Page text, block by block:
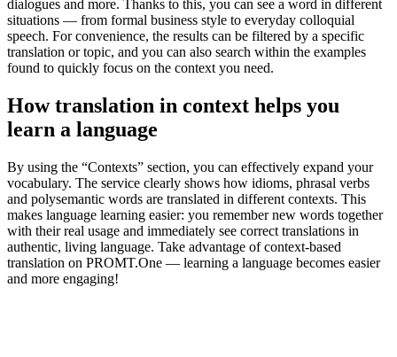
dialogues and more. Thanks to this, you can see a word in different
situations — from formal business style to everyday colloquial
speech. For convenience, the results can be filtered by a specific
translation or topic, and you can also search within the examples
found to quickly focus on the context you need.
How translation in context helps you
learn a language
By using the “Contexts” section, you can effectively expand your
vocabulary. The service clearly shows how idioms, phrasal verbs
and polysemantic words are translated in different contexts. This
makes language learning easier: you remember new words together
with their real usage and immediately see correct translations in
authentic, living language. Take advantage of context-based
translation on PROMT.One — learning a language becomes easier
and more engaging!